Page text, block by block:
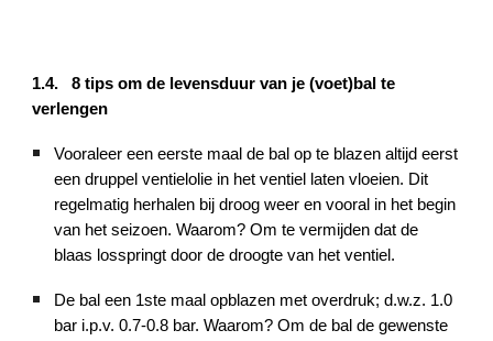
1.4. 8 tips om de levensduur van je (voet)bal te
verlengen
Vooraleer een eerste maal de bal op te blazen altijd eerst
een druppel ventielolie in het ventiel laten vloeien. Dit
regelmatig herhalen bij droog weer en vooral in het begin
van het seizoen. Waarom? Om te vermijden dat de
blaas losspringt door de droogte van het ventiel.
De bal een 1ste maal opblazen met overdruk; d.w.z. 1.0
bar i.p.v. 0.7-0.8 bar. Waarom? Om de bal de gewenste